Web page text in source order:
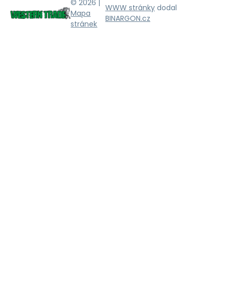
© 2026 |
Mapa
stránek
WWW stránky dodal
BINARGON.cz